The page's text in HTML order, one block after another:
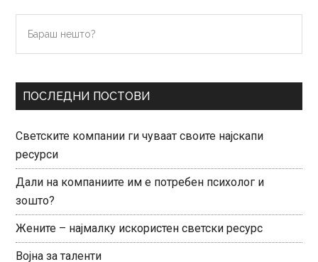
Primary
Sidebar
нешто?
ПОСЛЕДНИ ПОСТОВИ
Светските компании ги чуваат своите најскапи
ресурси
Дали на компаниите им е потребен психолог и
зошто?
Жените – најмалку искористен светски ресурс
Војна за таленти